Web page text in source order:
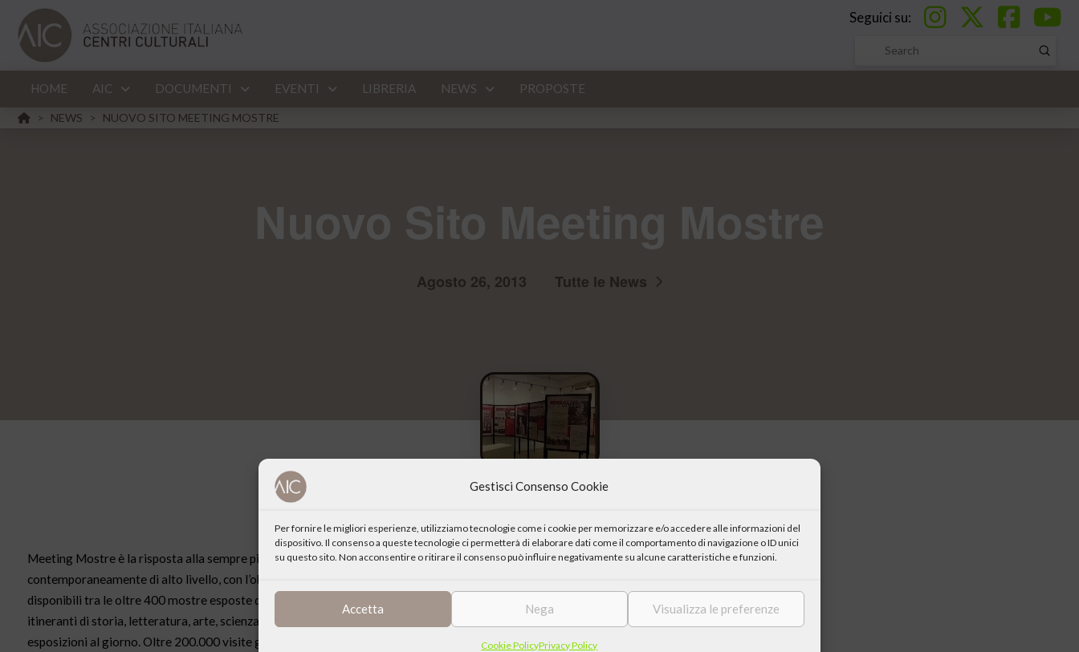
Gestisci Consenso Cookie
Per fornire le migliori esperienze, utilizziamo tecnologie come i cookie per memorizzare e/o accedere alle informazioni del
dispositivo. Il consenso a queste tecnologie ci permetterà di elaborare dati come il comportamento di navigazione o ID unici
su questo sito. Non acconsentire o ritirare il consenso può influire negativamente su alcune caratteristiche e funzioni.
Accetta Nega Visualizza le preferenze
Cookie PolicyPrivacy Policy
Seguici su:
Search
Submit
HOME AIC DOCUMENTI EVENTI LIBRERIA NEWS PROPOSTE
HOME
> NEWS > NUOVO SITO MEETING MOSTRE
Agosto 26, 2013 Tutte le News
Meeting Mostre è la risposta alla sempre più ampia esigenza di una diffusione della cultura sempre più a portata di tutti e
contemporaneamente di alto livello, con l’obiettivo di contribuire attivamente alla crescita socioculturale dei visitatori. Più di 150 titoli
disponibili tra le oltre 400 mostre esposte dal 1980 ad oggi. 200 esposizioni organizzate ogni anno in Italia e all’estero. Oltre 10 anni di mostre
itineranti di storia, letteratura, arte, scienza. sport… Più di un milione e mezzo di chilometri percorsi in 12 anni di attività. Una media di 3
esposizioni al giorno. Oltre 200.000 visite guidate all’anno